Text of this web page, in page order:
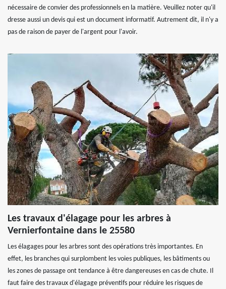
nécessaire de convier des professionnels en la matière. Veuillez noter qu'il
dresse aussi un devis qui est un document informatif. Autrement dit, il n'y a
pas de raison de payer de l'argent pour l'avoir.
Les travaux d'élagage pour les arbres à
Vernierfontaine dans le 25580
Les élagages pour les arbres sont des opérations très importantes. En
effet, les branches qui surplombent les voies publiques, les bâtiments ou
les zones de passage ont tendance à être dangereuses en cas de chute. Il
faut faire des travaux d'élagage préventifs pour réduire les risques de